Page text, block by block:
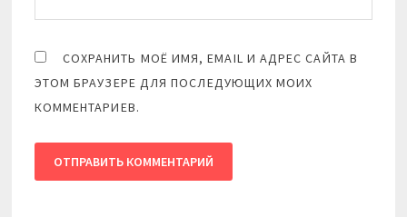
СОХРАНИТЬ МОЁ ИМЯ, EMAIL И АДРЕС САЙТА В
ЭТОМ БРАУЗЕРЕ ДЛЯ ПОСЛЕДУЮЩИХ МОИХ
КОММЕНТАРИЕВ.